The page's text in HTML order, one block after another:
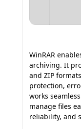
WinRAR
archiving. It
and ZIP
protection,
works
manage files
reliability, and